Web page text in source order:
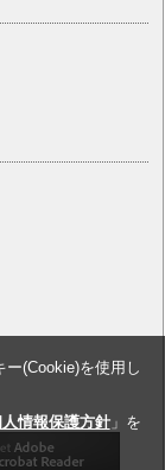
(Cookie)を使用し
情報保護方針」を